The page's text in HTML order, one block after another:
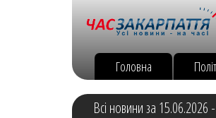
Головна
Всі новини за 15.06.2026 -